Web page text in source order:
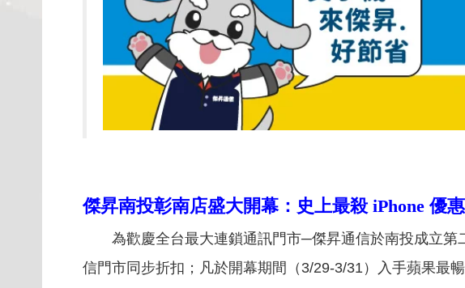
傑昇南投彰南店盛大開幕：史上最殺 iPhone 優惠
為歡慶全台最大連鎖通訊門市─傑昇通信於南投成立
信門市同步折扣；凡於開幕期間（3/29-3/31）入手蘋果最